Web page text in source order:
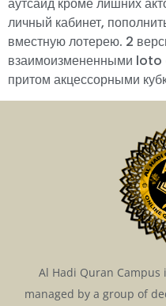
личный кабинет,
вместную лотерею. 2
взаимоизмененными
притом акцессорными
Al Hadi Quran
managed by a group of